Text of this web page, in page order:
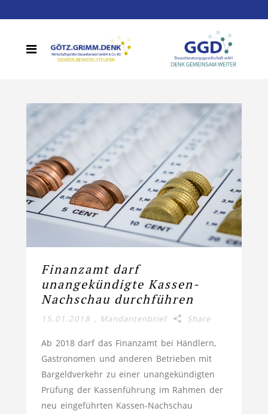
Finanzamt darf
unangekündigte Kassen-
Nachschau durchführen
15.01.2018 , Mandantenbrief Share
Ab 2018 darf das Finanzamt bei Händlern,
Gastronomen und anderen Betrieben mit
Bargeldverkehr zu einer unangekündigten
Prüfung der Kassenführung im Rahmen der
neu eingeführten Kassen-Nachschau